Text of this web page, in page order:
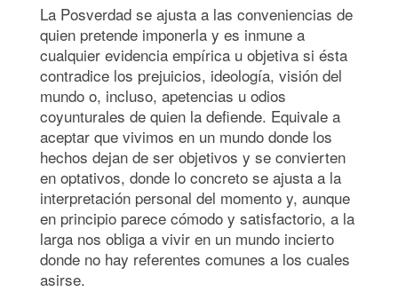
La Posverdad se ajusta a las conveniencias de
quien pretende imponerla y es inmune a
cualquier evidencia empírica u objetiva si ésta
contradice los prejuicios, ideología, visión del
mundo o, incluso, apetencias u odios
coyunturales de quien la defiende. Equivale a
aceptar que vivimos en un mundo donde los
hechos dejan de ser objetivos y se convierten
en optativos, donde lo concreto se ajusta a la
interpretación personal del momento y, aunque
en principio parece cómodo y satisfactorio, a la
larga nos obliga a vivir en un mundo incierto
donde no hay referentes comunes a los cuales
asirse.